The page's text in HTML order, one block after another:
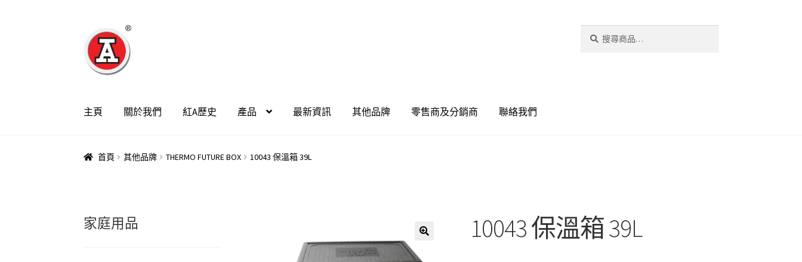
至
導
至
主
容
主頁 關於我們 紅A歷史 產品 最新資訊 其他品牌 零售商及分銷商 聯絡我們
首頁 其他品牌 THERMO FUTURE BOX 10043 保溫箱 39L
10043 保溫箱 39L
家庭用品